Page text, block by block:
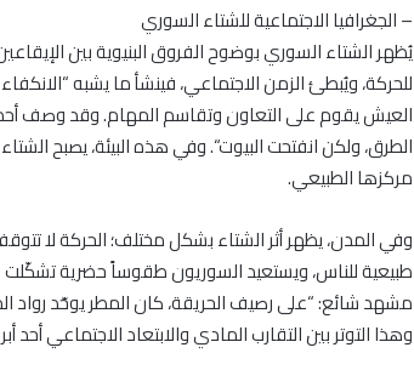
–الجغرافيا الاجتماعية للشتاء السوري
يُظهر الشتاء السوري بوضوح الفروق البنيوية بين
للحركة، ويُبطئ الزمن الاجتماعي، فينشأ ما يشبه“
العيش يقوم على التعاون وتقاسم المهام. وقد وصف
الطرق،ولكن انفتحت البيوت“. وفي هذه البيئة، يصبح الشتاء
مركزها الطبيعي.
وفي المدن، يظهر أثر الشتاء بشكل مختلف؛الحركة لا
طبيعية للناس، ويستعيد السوريون طقوساً حضرية تشكّلت
مشهد شائع: “على رصيف الحريقة، كان المطر يوحّدرواد
وهذا التوتر بين التقارب المادي والابتعاد الاجتماعي أحد